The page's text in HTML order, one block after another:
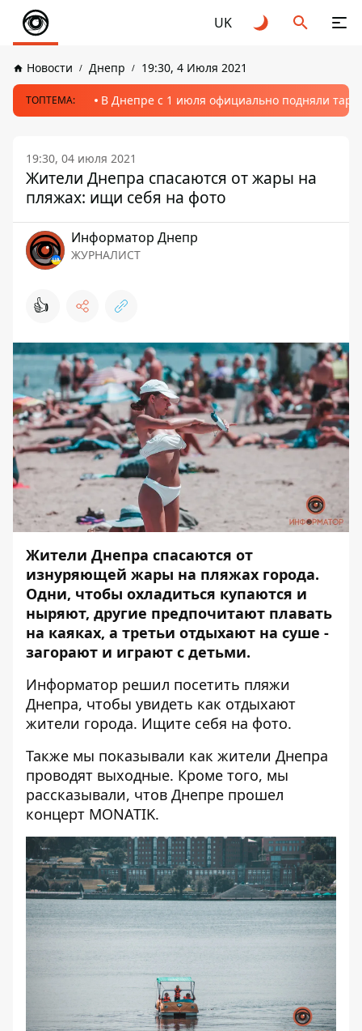
UK
Новости Днепр 19:30, 4 Июля 2021
ТОПТЕМА: В Днепре с 1 июля официально подняли
19:30, 04 июля 2021
Жители Днепра спасаются от жары на
пляжах: ищи себя на фото
Информатор Днепр
ЖУРНАЛИСТ
👍
Жители Днепра спасаются от
изнуряющей жары на пляжах города.
Одни, чтобы охладиться купаются и
ныряют, другие предпочитают плавать
на каяках, а третьи отдыхают на суше -
загорают и играют с детьми.
Информатор решил посетить пляжи
Днепра, чтобы увидеть как отдыхают
жители города. Ищите себя на фото.
Также мы показывали как жители Днепра
проводят выходные. Кроме того, мы
рассказывали, чтов Днепре прошел
концерт MONATIK.